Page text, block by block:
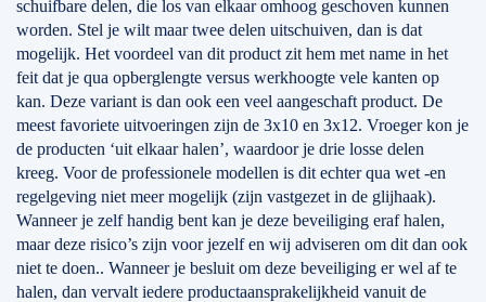
schuifbare delen, die los van elkaar omhoog geschoven kunnen
worden. Stel je wilt maar twee delen uitschuiven, dan is dat
mogelijk. Het voordeel van dit product zit hem met name in het
feit dat je qua opberglengte versus werkhoogte vele kanten op
kan. Deze variant is dan ook een veel aangeschaft product. De
meest favoriete uitvoeringen zijn de 3x10 en 3x12. Vroeger kon je
de producten ‘uit elkaar halen’, waardoor je drie losse delen
kreeg. Voor de professionele modellen is dit echter qua wet -en
regelgeving niet meer mogelijk (zijn vastgezet in de glijhaak).
Wanneer je zelf handig bent kan je deze beveiliging eraf halen,
maar deze risico’s zijn voor jezelf en wij adviseren om dit dan ook
niet te doen.. Wanneer je besluit om deze beveiliging er wel af te
halen, dan vervalt iedere productaansprakelijkheid vanuit de